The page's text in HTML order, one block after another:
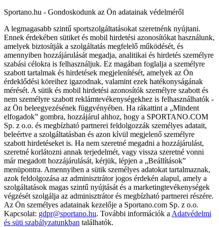
Sportano.hu - Gondoskodunk az Ön adatainak védelméről
A legmagasabb szintű sportszolgáltatásokat szeretnénk nyújtani.
Ennek érdekében sütiket és mobil hirdetési azonosítókat használunk,
amelyek biztosítják a szolgáltatás megfelelő működését, és
amennyiben hozzájárulását megadja, analitikai és hirdetés személyre
szabási célokra is felhasználjuk. Ez magában foglalja a személyre
szabott tartalmak és hirdetések megjelenítését, amelyek az Ön
érdeklődési köreihez igazodnak, valamint ezek hatékonyságának
mérését. A sütik és mobil hirdetési azonosítók személyre szabott és
nem személyre szabott reklámtevékenységekhez is felhasználhatók -
az Ön beleegyezésének függvényében. Ha rákattint a „Mindent
elfogadok” gombra, hozzájárul ahhoz, hogy a SPORTANO.COM
Sp. z o.o. és megbízható partnerei feldolgozzák személyes adatait,
beleértve a szolgáltatásban és azon kívül megjelenő személyre
szabott hirdetéseket is. Ha nem szeretné megadni a hozzájárulást,
szeretné korlátozni annak terjedelmét, vagy vissza szeretné vonni
már megadott hozzájárulását, kérjük, lépjen a „Beállítások”
menüpontra. Amennyiben a sütik személyes adatokat tartalmaznak,
azok feldolgozása az adminisztrátor jogos érdekén alapul, amely a
szolgáltatások magas szintű nyújtását és a marketingtevékenységek
végzését szolgálja az adminisztrátor és megbízható partnerei részére.
Az Ön személyes adatainak kezelője a Sportano.com Sp. z o.o.
Kapcsolat: gdpr@sportano.hu. További információk a Adatvédelmi
és süti szabályzatunkban találhatók.